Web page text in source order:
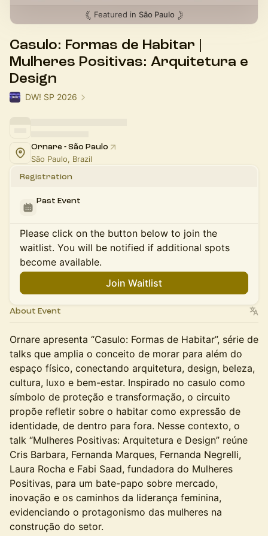
Featured in São Paulo
Casulo: Formas de Habitar |
Mulheres Positivas: Arquitetura e
Design
DW! SP 2026
Ornare - São Paulo
São Paulo, Brazil
Registration
Past Event
Please click on the button below to join the
waitlist. You will be notified if additional spots
become available.
Join Waitlist
About Event
Ornare apresenta “Casulo: Formas de Habitar”, série de
talks que amplia o conceito de morar para além do
espaço físico, conectando arquitetura, design, beleza,
cultura, luxo e bem-estar. Inspirado no casulo como
símbolo de proteção e transformação, o circuito
propõe refletir sobre o habitar como expressão de
identidade, de dentro para fora. Nesse contexto, o
talk “Mulheres Positivas: Arquitetura e Design” reúne
Cris Barbara, Fernanda Marques, Fernanda Negrelli,
Laura Rocha e Fabi Saad, fundadora do Mulheres
Positivas, para um bate-papo sobre mercado,
inovação e os caminhos da liderança feminina,
evidenciando o protagonismo das mulheres na
construção do setor.